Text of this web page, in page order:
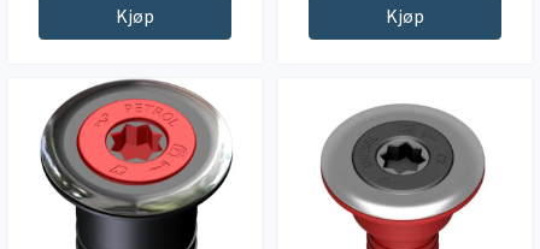
Kjøp Kjøp